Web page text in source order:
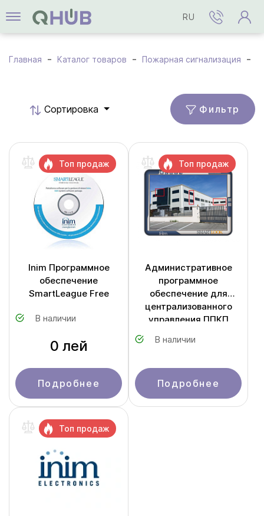
RU
Главная Каталог товаров Пожарная сигнализация
Cортировка Фильтр
Inim Программное
обеспечение
SmartLeague Free
В наличии
0 лей
Подробнее
Топ продаж
Административное
программное
обеспечение для
централизованного
управления ППКП
В наличии
Подробнее
Топ продаж
Топ продаж